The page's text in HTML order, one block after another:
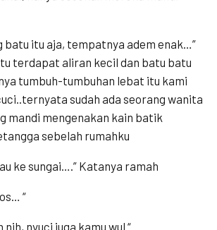
batu itu aja, tempatnya adem enak…”
terdapat aliran kecil dan batu batu
tumbuh-tumbuhan lebat itu kami
sudah ada seorang wanita
mandi mengenakan kain batik
sebelah rumahku
ke sungai….” Katanya ramah
“
nih, nyuci juga kamu wul “